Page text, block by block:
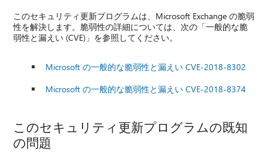
このセキュリティ更新プログラムは、Microsoft Exchange の脆弱
性を解決します。脆弱性の詳細については、次の「一般的な脆
弱性と漏えい (CVE)」を参照してください。
Microsoft の一般的な脆弱性と漏えい CVE-2018-8302
Microsoft の一般的な脆弱性と漏えい CVE-2018-8374
このセキュリティ更新プログラムの既知
の問題